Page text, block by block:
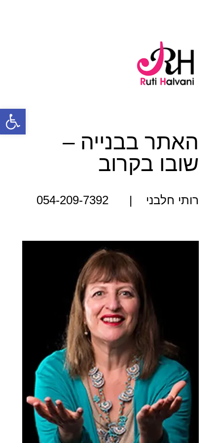
האתר בבנייה –
שובו בקרוב
רותי חלבני | 054-209-7392
פתח